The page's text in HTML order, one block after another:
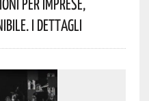
I Dettagli